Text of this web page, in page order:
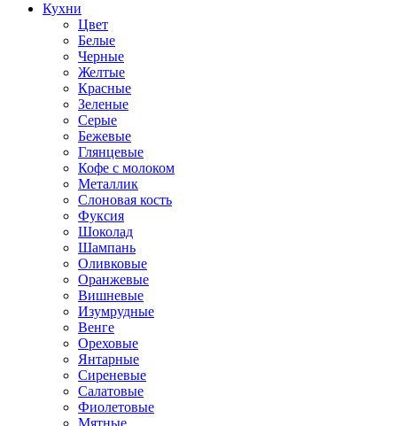
Кухни
Цвет
Белые
Черные
Желтые
Красные
Зеленые
Серые
Бежевые
Глянцевые
Кофе с молоком
Металлик
Слоновая кость
Фуксия
Шоколад
Шампань
Оливковые
Оранжевые
Вишневые
Изумрудные
Венге
Ореховые
Янтарные
Сиреневые
Салатовые
Фиолетовые
Мятные